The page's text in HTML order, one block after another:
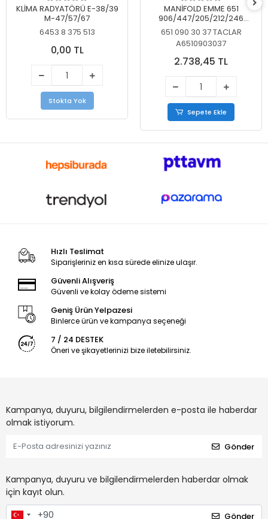
KLİMA RADYATÖRÜ E-38/39
M-47/57/67
6453 8 375 513
0,00 TL
Stokta Yok
MANİFOLD EMME 651
906/447/205/212/246
KELEBEKSİZ
651 090 30 37 TACLAR
A6510903037
2.738,45 TL
Sepete Ekle
Hızlı Teslimat
Siparişleriniz en kısa sürede elinize ulaşır.
Güvenli Alışveriş
Güvenli ve kolay ödeme sistemi
Geniş Ürün Yelpazesi
Binlerce ürün ve kampanya seçeneği
7 / 24 DESTEK
Öneri ve şikayetlerinizi bize iletebilirsiniz.
Kampanya, duyuru, bilgilendirmelerden e-posta ile haberdar
olmak istiyorum.
Gönder
Kampanya, duyuru ve bilgilendirmelerden haberdar olmak
için kayıt olun.
Gönder